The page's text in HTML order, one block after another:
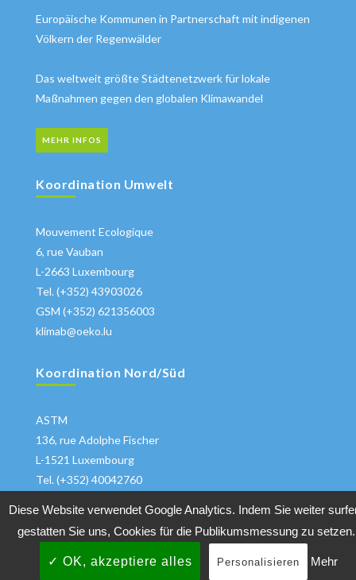
Europäische Kommunen in Partnerschaft mit indigenen
Völkern der Regenwälder
Das weltweit größte Städtenetzwerk für lokale
Maßnahmen gegen den globalen Klimawandel
MEHR INFOS
Koordination Umwelt
Mouvement Ecologique
6, rue Vauban
L-2663 Luxembourg
Tel. (+352) 43903026
GSM (+352) 621356003
klimab@oeko.lu
Koordination Nord/Süd
ASTM
136, rue Adolphe Fischer
L-1521 Luxembourg
Tel. (+352) 40042760
Diese Website verwendet Google Analytics. Indem Sie weiter
gestatten Sie uns, Cookies für die Publikumsmessung zu setzen.
✓ OK, akzeptiere alles Personalisieren Mehr